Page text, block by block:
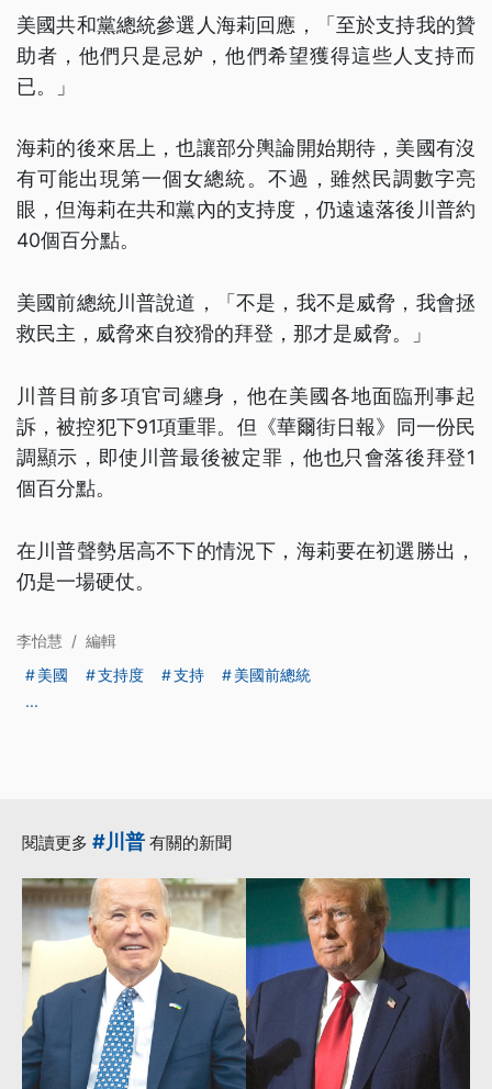
美國共和黨總統參選人海莉回應，「至於支持我的贊
助者，他們只是忌妒，他們希望獲得這些人支持而
已。」
海莉的後來居上，也讓部分輿論開始期待，美國有沒
有可能出現第一個女總統。不過，雖然民調數字亮
眼，但海莉在共和黨內的支持度，仍遠遠落後川普約
40個百分點。
美國前總統川普說道，「不是，我不是威脅，我會拯
救民主，威脅來自狡猾的拜登，那才是威脅。」
川普目前多項官司纏身，他在美國各地面臨刑事起
訴，被控犯下91項重罪。但《華爾街日報》同一份民
調顯示，即使川普最後被定罪，他也只會落後拜登1
個百分點。
在川普聲勢居高不下的情況下，海莉要在初選勝出，
仍是一場硬仗。
李怡慧 / 編輯
美國
支持度 支持
美國前總統
...
閱讀更多 #川普 有關的新聞